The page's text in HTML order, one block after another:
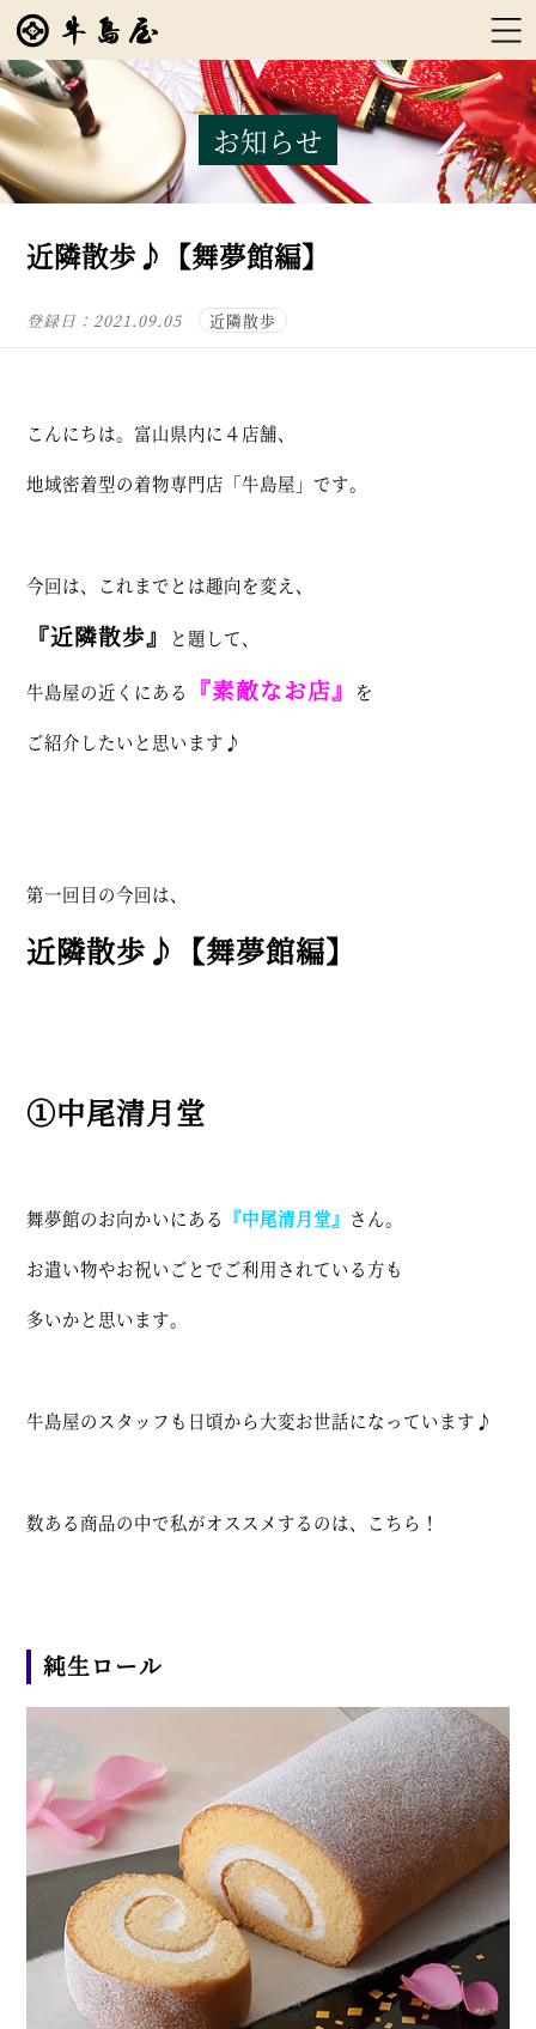
お知らせ
近隣散歩♪【舞夢館編】
登録日：2021.09.05 近隣散歩
こんにちは。富山県内に４店舗、
地域密着型の着物専門店「牛島屋」です。
今回は、これまでとは趣向を変え、
『近隣散歩』 と題して、
牛島屋の近くにある 『素敵なお店』 を
ご紹介したいと思います♪
第一回目の今回は、
近隣散歩♪【舞夢館編】
①中尾清月堂
舞夢館のお向かいにある 『中尾清月堂』 さん。
お遣い物やお祝いごとでご利用されている方も
多いかと思います。
牛島屋のスタッフも日頃から大変お世話になっています♪
数ある商品の中で私がオススメするのは、こちら！
純生ロール